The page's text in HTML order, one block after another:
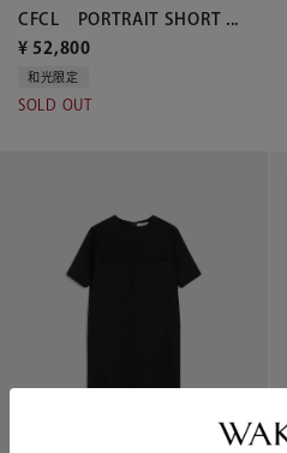
CFCL PORTRAIT SHORT ...
¥ 52,800
和光限定
SOLD OUT